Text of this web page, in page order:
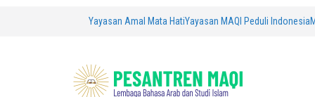
Yayasan Amal Mata HatiYayasan MAQI Peduli Indonesia